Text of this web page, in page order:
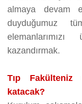
almaya devam
duyduğumuz
kazandırmak.
Tıp
katacak?